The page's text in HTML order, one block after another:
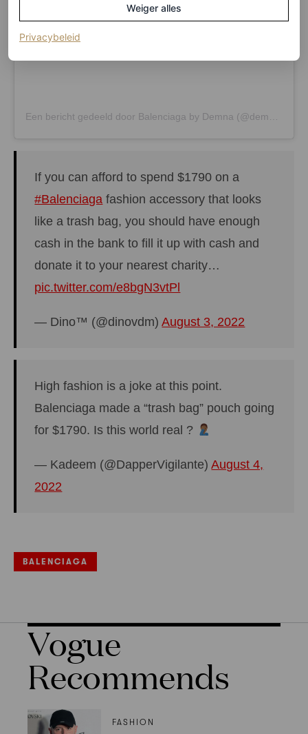
Een bericht gedeeld door Balenciaga by Demna (@demnagram)
If you can afford to spend $1790 on a
#Balenciaga fashion accessory that looks
like a trash bag, you should have enough
cash in the bank to fill it up with cash and
donate it to your nearest charity…
pic.twitter.com/e8bgN3vtPl
— Dino™ (@dinovdm)August 3, 2022
High fashion is a joke at this point.
Balenciaga made a “trash bag” pouch going
for $1790. Is this world real ?
— Kadeem (@DapperVigilante)August 4,
2022
BALENCIAGA
Vogue
Recommends
FASHION
Weiger alles
Privacybeleid